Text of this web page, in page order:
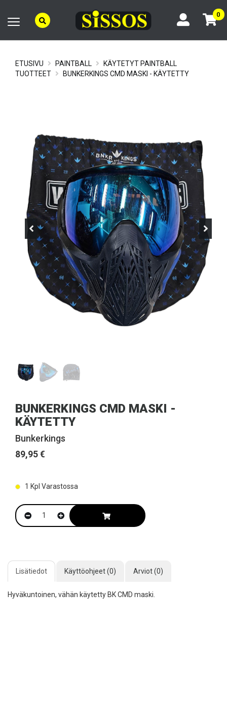
0
ETUSIVU PAINTBALL
KÄYTETYT PAINTBALL
TUOTTEET
BUNKERKINGS CMD MASKI - KÄYTETTY
BUNKERKINGS CMD MASKI -
KÄYTETTY
Bunkerkings
89,95 €
1 Kpl Varastossa
Lisätiedot Käyttöohjeet (0) Arviot (0)
Hyväkuntoinen, vähän käytetty BK CMD maski.